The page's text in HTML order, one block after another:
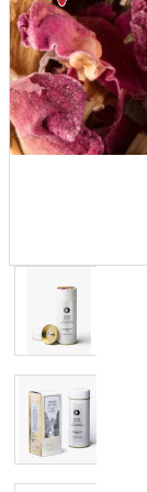
Fructe
Coșul